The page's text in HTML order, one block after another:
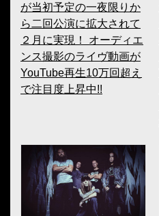
が当初予定の一夜限りか
ら二回公演に拡大されて
２月に実現！ オーディエ
ンス撮影のライヴ動画が
YouTube再生10万回超え
で注目度上昇中!!